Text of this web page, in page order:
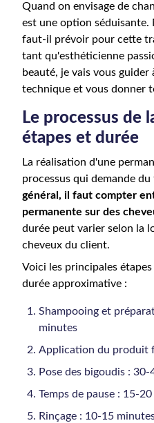
Quand on envisage de
est une option séduisante.
faut-il prévoir pour cette
tant qu'esthéticienne
beauté, je vais vous
technique et vous donner
Le processus de
étapes et durée
La réalisation d'une
processus qui demande
général, il faut compter
permanente sur des
durée peut varier selon la
cheveux du client.
Voici les principales
durée approximative :
Shampooing et
minutes
Application du produit
Pose des bigoudis :
Temps de pause : 15-
Rinçage : 10-15